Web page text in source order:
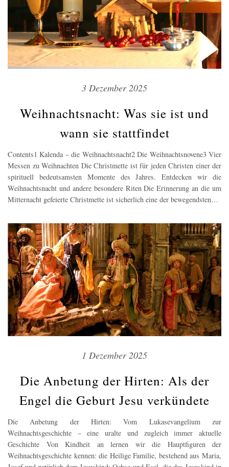
3 Dezember 2025
Weihnachtsnacht: Was sie ist und
wann sie stattfindet
Contents1 Kalenda – die Weihnachtsnacht2 Die Weihnachtsnovene3 Vier
Messen zu Weihnachten Die Christmette ist für jeden Christen einer der
spirituell bedeutsamsten Momente des Jahres. Entdecken wir die
Weihnachtsnacht und andere besondere Riten Die Erinnerung an die um
Mitternacht gefeierte Christmette ist sicherlich eine der bewegendsten…
1 Dezember 2025
Die Anbetung der Hirten: Als der
Engel die Geburt Jesu verkündete
Die Anbetung der Hirten: Vom Lukasevangelium zur
Weihnachtsgeschichte – eine uralte und zugleich immer aktuelle
Geschichte Von Kindheit an lernen wir die Hauptfiguren der
Weihnachtsgeschichte kennen: die Heilige Familie, bestehend aus Maria,